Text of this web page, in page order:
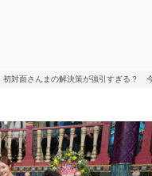
対面さんまの解決策が強引すぎる？